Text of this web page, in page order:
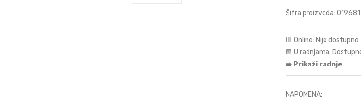
Šifra proizvoda: 019681
🟥 Online: Nije dostupno
🟩 U radnjama:
➡️ Prikaži radnje
NAPOMENA: